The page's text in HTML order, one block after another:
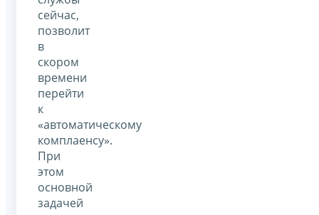
сейчас,
позволит
в
скором
времени
перейти
к
«автоматическому
комплаенсу».
При
этом
основной
задачей